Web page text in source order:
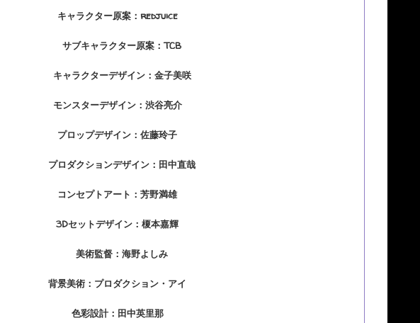
キャラクター原案：redjuice
サブキャラクター原案：TCB
キャラクターデザイン：金子美咲
モンスターデザイン：渋谷亮介
プロップデザイン：佐藤玲子
プロダクションデザイン：田中直哉
コンセプトアート：芳野満雄
3Dセットデザイン：榎本嘉輝
美術監督：海野よしみ
背景美術：プロダクション・アイ
色彩設計：田中英里那